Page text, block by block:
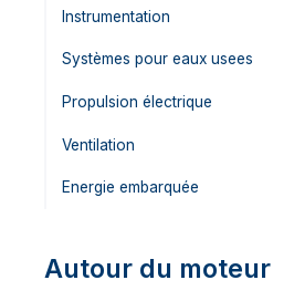
Instrumentation
Systèmes pour eaux usees
Propulsion électrique
Ventilation
Energie embarquée
Autour du moteur